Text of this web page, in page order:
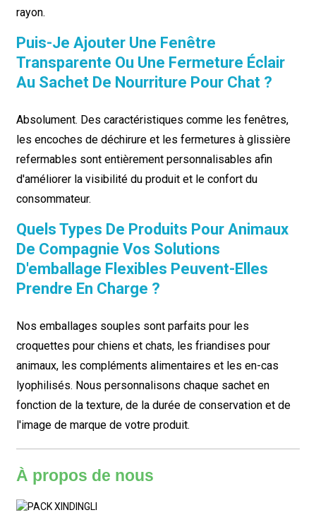
rayon.
Puis-Je Ajouter Une Fenêtre
Transparente Ou Une Fermeture Éclair
Au Sachet De Nourriture Pour Chat ?
Absolument. Des caractéristiques comme les fenêtres,
les encoches de déchirure et les fermetures à glissière
refermables sont entièrement personnalisables afin
d'améliorer la visibilité du produit et le confort du
consommateur.
Quels Types De Produits Pour Animaux
De Compagnie Vos Solutions
D'emballage Flexibles Peuvent-Elles
Prendre En Charge ?
Nos emballages souples sont parfaits pour les
croquettes pour chiens et chats, les friandises pour
animaux, les compléments alimentaires et les en-cas
lyophilisés. Nous personnalisons chaque sachet en
fonction de la texture, de la durée de conservation et de
l'image de marque de votre produit.
À propos de nous